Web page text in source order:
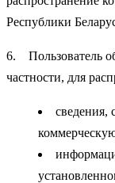
Республики
6. Пользователь
частности, для
сведения,